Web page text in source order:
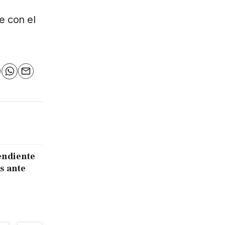
con el
WhatsApp
Email
ante